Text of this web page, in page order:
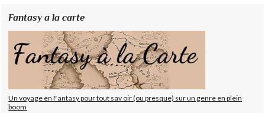
Fantasy a la carte
Un voyage en Fantasy pour tout sav oir (ou presque) sur un genre en plein
boom